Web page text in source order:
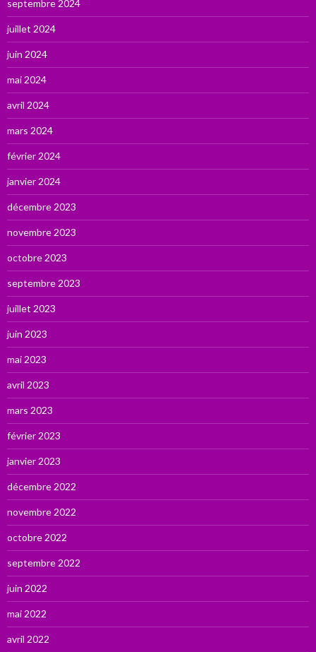
septembre 2024
juillet 2024
juin 2024
mai 2024
avril 2024
mars 2024
février 2024
janvier 2024
décembre 2023
novembre 2023
octobre 2023
septembre 2023
juillet 2023
juin 2023
mai 2023
avril 2023
mars 2023
février 2023
janvier 2023
décembre 2022
novembre 2022
octobre 2022
septembre 2022
juin 2022
mai 2022
avril 2022